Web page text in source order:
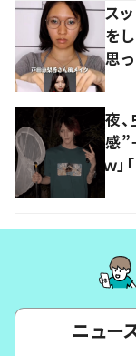
ス
を
思っ
夜
感
ｗ」
ニュー